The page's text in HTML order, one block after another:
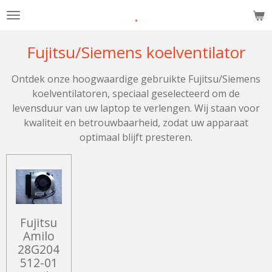
Ga
.
Fujitsu/Siemens koelventilator
Ontdek onze hoogwaardige gebruikte Fujitsu/Siemens
koelventilatoren, speciaal geselecteerd om de
levensduur van uw laptop te verlengen. Wij staan voor
kwaliteit en betrouwbaarheid, zodat uw apparaat
optimaal blijft presteren.
Fujitsu
Amilo
28G204
512-01